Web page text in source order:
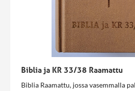
Biblia ja KR 33/38 Raamattu
Biblia Raamattu, jossa vasemmalla